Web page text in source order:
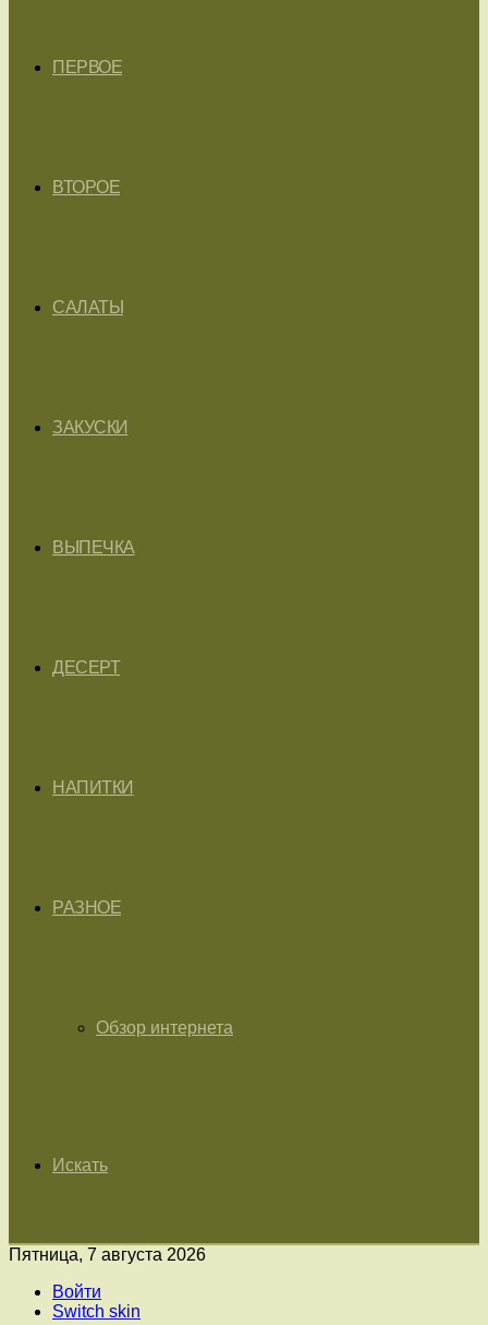
ПЕРВОЕ
ВТОРОЕ
САЛАТЫ
ЗАКУСКИ
ВЫПЕЧКА
ДЕСЕРТ
НАПИТКИ
РАЗНОЕ
Обзор интернета
Искать
Пятница, 7 августа 2026
Войти
Switch skin